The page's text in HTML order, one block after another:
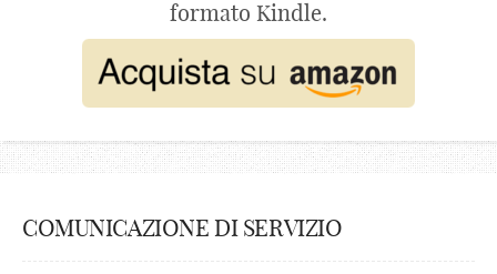
formato Kindle.
COMUNICAZIONE DI SERVIZIO